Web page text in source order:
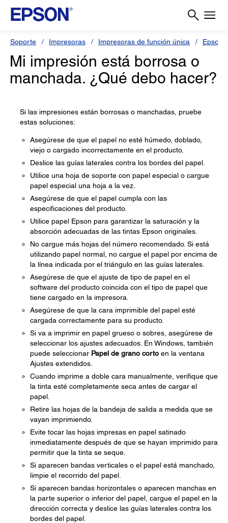
Soporte Impresoras Impresoras de función única Epson
Mi impresión está borrosa o
manchada. ¿Qué debo hacer?
Si las impresiones están borrosas o manchadas, pruebe
estas soluciones:
Asegúrese de que el papel no esté húmedo, doblado,
viejo o cargado incorrectamente en el producto.
Deslice las guías laterales contra los bordes del papel.
Utilice una hoja de soporte con papel especial o cargue
papel especial una hoja a la vez.
Asegúrese de que el papel cumpla con las
especificaciones del producto.
Utilice papel Epson para garantizar la saturación y la
absorción adecuadas de las tintas Epson originales.
No cargue más hojas del número recomendado. Si está
utilizando papel normal, no cargue el papel por encima de
la línea indicada por el triángulo en las guías laterales.
Asegúrese de que el ajuste de tipo de papel en el
software del producto coincida con el tipo de papel que
tiene cargado en la impresora.
Asegúrese de que la cara imprimible del papel esté
cargada correctamente para su producto.
Si va a imprimir en papel grueso o sobres, asegúrese de
seleccionar los ajustes adecuados. En Windows, también
puede seleccionar Papel de grano corto en la ventana
Ajustes extendidos.
Cuando imprime a doble cara manualmente, verifique que
la tinta esté completamente seca antes de cargar el
papel.
Retire las hojas de la bandeja de salida a medida que se
vayan imprimiendo.
Evite tocar las hojas impresas en papel satinado
inmediatamente después de que se hayan imprimido para
permitir que la tinta se seque.
Si aparecen bandas verticales o el papel está manchado,
limpie el recorrido del papel.
Si aparecen bandas horizontales o aparecen manchas en
la parte superior o inferior del papel, cargue el papel en la
dirección correcta y deslice las guías laterales contra los
bordes del papel.